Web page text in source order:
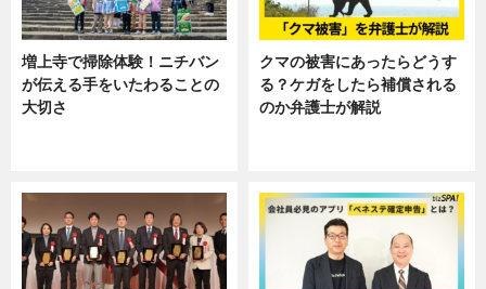
増上寺で掃除体験！ニチバン
が伝える手をいたわることの
大切さ
クマの被害にあったらどうす
る？ケガをしたら補償される
のか弁護士が解説